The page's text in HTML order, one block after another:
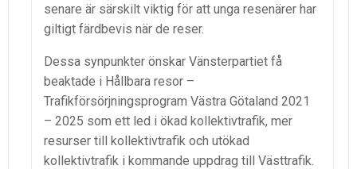
senare är särskilt viktig för att unga resenärer har
giltigt färdbevis när de reser.
Dessa synpunkter önskar Vänsterpartiet få
beaktade i Hållbara resor –
Trafikförsörjningsprogram Västra Götaland 2021
– 2025 som ett led i ökad kollektivtrafik, mer
resurser till kollektivtrafik och utökad
kollektivtrafik i kommande uppdrag till Västtrafik.